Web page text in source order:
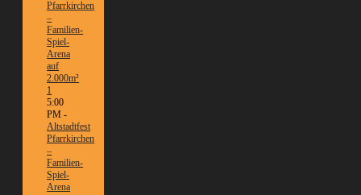
Pfarrkirchen
–
Familien-
Spiel-
Arena
auf
2.000m²
1
5:00
PM -
Altstadtfest
Pfarrkirchen
–
Familien-
Spiel-
Arena